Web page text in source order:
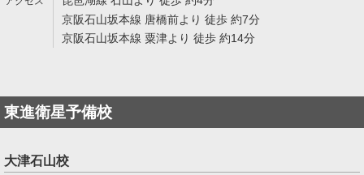
京阪石山坂本線 唐橋前より 徒歩 約7分
京阪石山坂本線 粟津より 徒歩 約14分
東進衛星予備校
大津石山校